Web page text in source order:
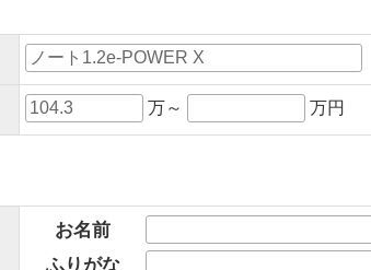
万～ 万円
お名前
ふりがな